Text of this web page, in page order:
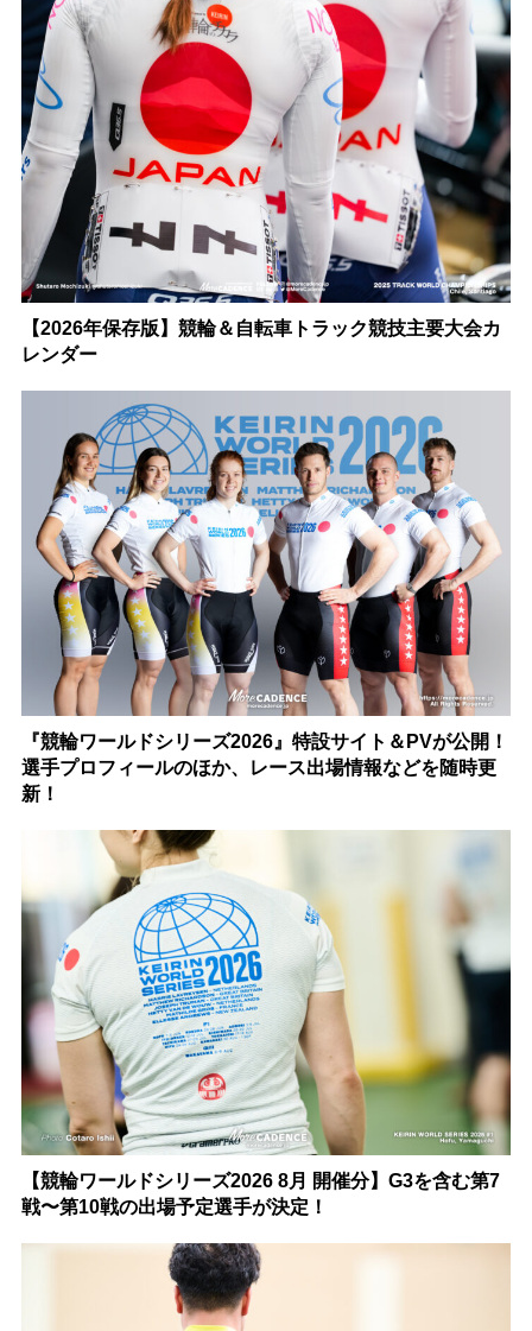
【2026年保存版】競輪＆自転車トラック競技主要大会カ
レンダー
『競輪ワールドシリーズ2026』特設サイト＆PVが公開！
選手プロフィールのほか、レース出場情報などを随時更
新！
【競輪ワールドシリーズ2026 8月 開催分】G3を含む第7
戦〜第10戦の出場予定選手が決定！